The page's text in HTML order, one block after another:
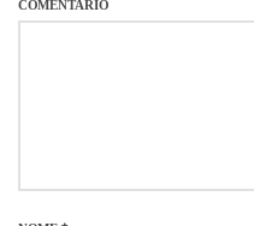
COMENTÁRIO